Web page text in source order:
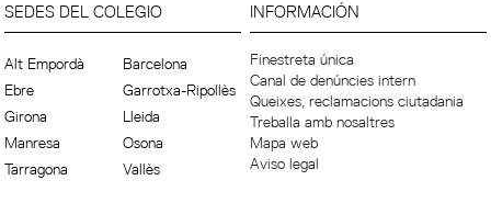
SEDES DEL COLEGIO
Alt Empordà
Barcelona
Ebre
Garrotxa-Ripollès
Girona
Lleida
Manresa
Osona
Tarragona
Vallès
INFORMACIÓN
Finestreta única
Canal de denúncies intern
Queixes, reclamacions ciutadania
Treballa amb nosaltres
Mapa web
Aviso legal